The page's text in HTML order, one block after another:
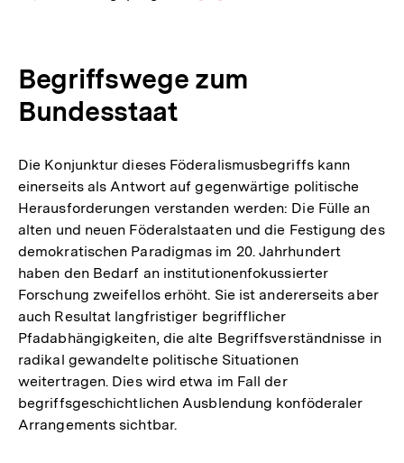
Begriffswege zum
Bundesstaat
Die Konjunktur dieses Föderalismusbegriffs kann
einerseits als Antwort auf gegenwärtige politische
Herausforderungen verstanden werden: Die Fülle an
alten und neuen Föderalstaaten und die Festigung des
demokratischen Paradigmas im 20. Jahrhundert
haben den Bedarf an institutionenfokussierter
Forschung zweifellos erhöht. Sie ist andererseits aber
auch Resultat langfristiger begrifflicher
Pfadabhängigkeiten, die alte Begriffsverständnisse in
radikal gewandelte politische Situationen
weitertragen. Dies wird etwa im Fall der
begriffsgeschichtlichen Ausblendung konföderaler
Arrangements sichtbar.